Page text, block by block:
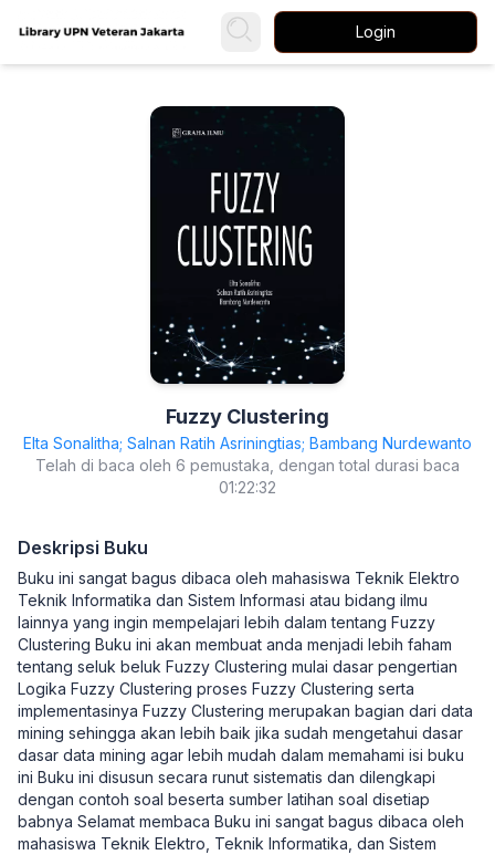
Login
Fuzzy Clustering
Elta Sonalitha; Salnan Ratih Asriningtias; Bambang Nurdewanto
Telah di baca oleh 6 pemustaka, dengan total durasi baca
01:22:32
Deskripsi Buku
Buku ini sangat bagus dibaca oleh mahasiswa Teknik Elektro
Teknik Informatika dan Sistem Informasi atau bidang ilmu
lainnya yang ingin mempelajari lebih dalam tentang Fuzzy
Clustering Buku ini akan membuat anda menjadi lebih faham
tentang seluk beluk Fuzzy Clustering mulai dasar pengertian
Logika Fuzzy Clustering proses Fuzzy Clustering serta
implementasinya Fuzzy Clustering merupakan bagian dari data
mining sehingga akan lebih baik jika sudah mengetahui dasar
dasar data mining agar lebih mudah dalam memahami isi buku
ini Buku ini disusun secara runut sistematis dan dilengkapi
dengan contoh soal beserta sumber latihan soal disetiap
babnya Selamat membaca Buku ini sangat bagus dibaca oleh
mahasiswa Teknik Elektro, Teknik Informatika, dan Sistem